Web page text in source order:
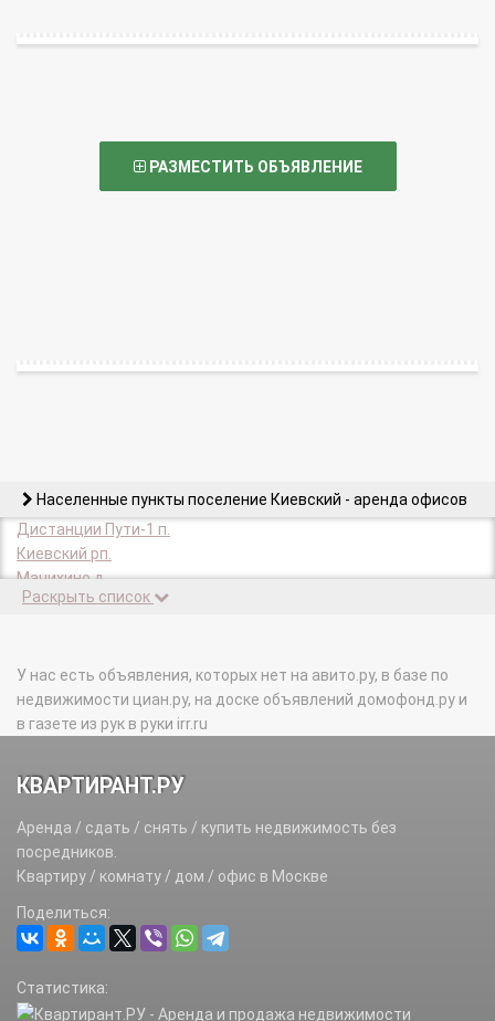
РАЗМЕСТИТЬ ОБЪЯВЛЕНИЕ
Населенные пункты поселение Киевский - аренда офисов
Дистанции Пути-1 п.
Киевский рп.
Мачихино д.
Разъезда Пожитково п.
Раскрыть список
У нас есть объявления, которых нет на авито.ру, в базе по
недвижимости циан.ру, на доске объявлений домофонд.ру и
в газете из рук в руки irr.ru
КВАРТИРАНТ.РУ
Аренда / сдать / снять / купить недвижимость без
посредников.
Квартиру / комнату / дом / офис в Москве
Поделиться:
Статистика: